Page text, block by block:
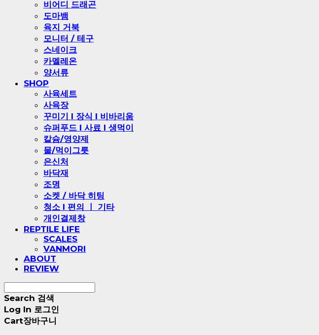
비어디 드래곤
도마뱀
육지 거북
모니터 / 테구
스네이크
카멜레온
양서류
SHOP
사육세트
사육장
꾸미기 l 장식 l 비바리움
슈퍼푸드 l 사료 l 생먹이
칼슘/영양제
물/먹이그릇
은신처
바닥재
조명
소켓 / 바닥 히팅
청소 l 편의 ㅣ 기타
개인결제창
REPTILE LIFE
SCALES
VANMORI
ABOUT
REVIEW
Search 검색
Log In 로그인
Cart장바구니